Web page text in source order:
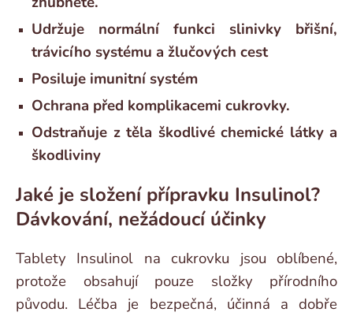
Udržuje normální funkci slinivky břišní,
trávicího systému a žlučových cest
Posiluje imunitní systém
Ochrana před komplikacemi cukrovky.
Odstraňuje z těla škodlivé chemické látky a
škodliviny
Jaké je složení přípravku Insulinol?
Dávkování, nežádoucí účinky
Tablety Insulinol na cukrovku jsou oblíbené,
protože obsahují pouze složky přírodního
původu. Léčba je bezpečná, účinná a dobře